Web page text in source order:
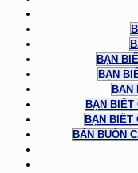
BẠN
BẠN
BẠN
BẠN BIẾT
BẠN BIẾT
BÁN BUÔN